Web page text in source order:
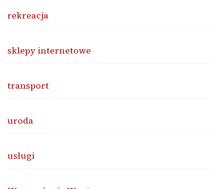
rekreacja
sklepy internetowe
transport
uroda
usługi